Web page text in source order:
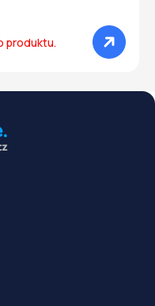
produktu.